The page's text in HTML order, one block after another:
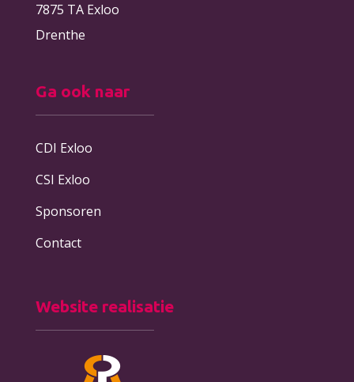
7875 TA Exloo
Drenthe
Ga ook naar
CDI Exloo
CSI Exloo
Sponsoren
Contact
Website realisatie